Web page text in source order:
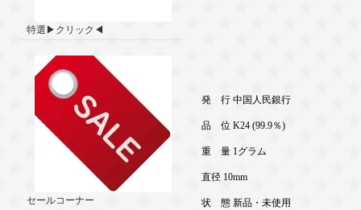
特選▶クリック◀
セールコーナー
発 行 中国人民銀行
品 位 K24 (99.9％)
重 量 1グラム
直径 10mm
状 態 新品・未使用